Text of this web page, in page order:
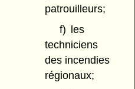
patrouilleurs;
f) les
techniciens
des incendies
régionaux;